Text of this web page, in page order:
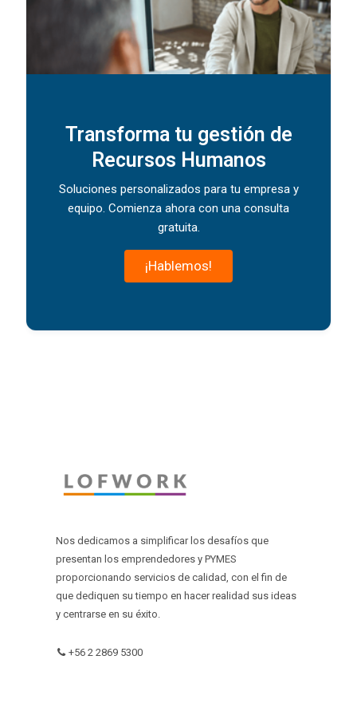
Transforma tu gestión de
Recursos Humanos
Soluciones personalizados para tu empresa y
equipo. Comienza ahora con una consulta
gratuita.
¡Hablemos!
Nos dedicamos a simplificar los desafíos que
presentan los emprendedores y PYMES
proporcionando servicios de calidad, con el fin de
que dediquen su tiempo en hacer realidad sus ideas
y centrarse en su éxito.
+56 2 2869 5300